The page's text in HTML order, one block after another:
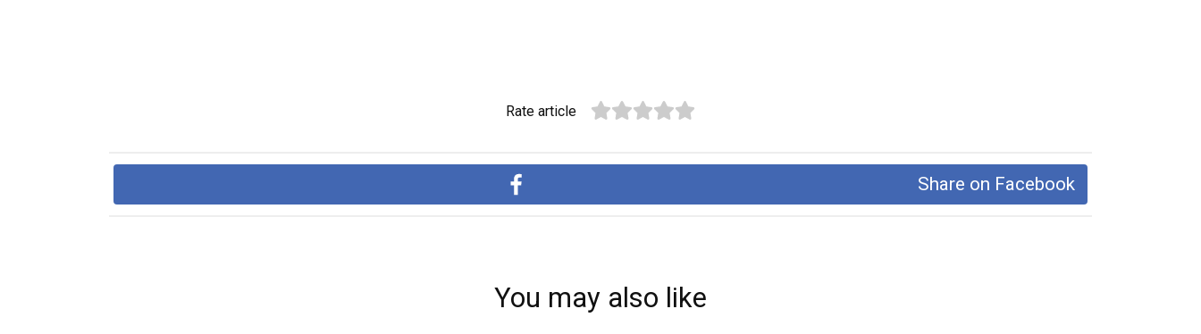
Rate article
Share on Facebook
You may also like